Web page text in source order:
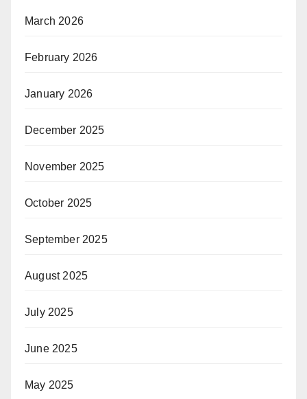
March 2026
February 2026
January 2026
December 2025
November 2025
October 2025
September 2025
August 2025
July 2025
June 2025
May 2025